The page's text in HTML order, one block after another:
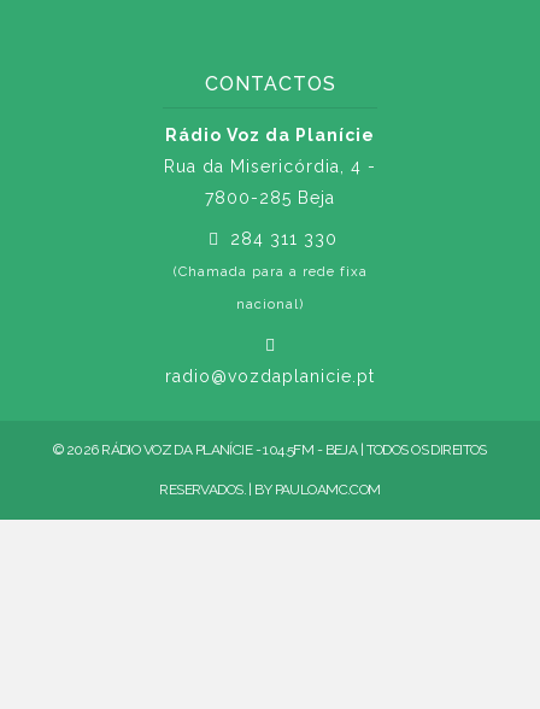
CONTACTOS
Rádio Voz da Planície
Rua da Misericórdia, 4 -
7800-285 Beja
284 311 330
(Chamada para a rede fixa
nacional)
radio@vozdaplanicie.pt
© 2026 RÁDIO VOZ DA PLANÍCIE - 104.5FM - BEJA | TODOS OS DIREITOS
RESERVADOS. | BY PAULOAMC.COM